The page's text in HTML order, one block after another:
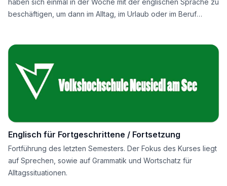
beschäftigen, um dann im Alltag, im Urlaub oder im Beruf
allem auf zwangloser Konversation.
Englisch für Fortgeschrittene / Fortsetzung
Fortführung des letzten Semesters. Der Fokus des Kurses liegt
auf Sprechen, sowie auf Grammatik und Wortschatz für
Alltagssituationen.